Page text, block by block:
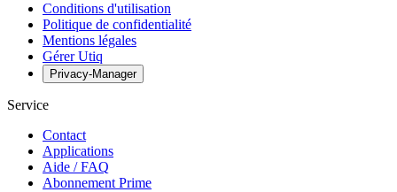
Conditions d'utilisation
Politique de confidentialité
Mentions légales
Gérer Utiq
Privacy-Manager
Service
Contact
Applications
Aide / FAQ
Abonnement Prime